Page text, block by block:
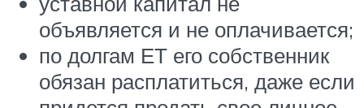
объявляется и не оплачивается;
по долгам ЕТ его собственник
обязан расплатиться, даже если